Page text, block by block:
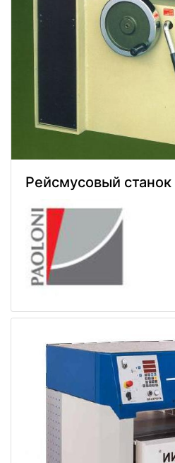
Рейсмусовый станок